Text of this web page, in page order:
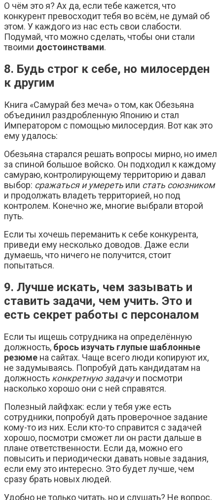
О чём это я? Ах да, если тебе кажется, что
конкурент превосходит тебя во всём, не думай об
этом. У каждого из нас есть свои слабости.
Подумай, что можно сделать, чтобы они стали
твоими достоинствами.
8. Будь строг к себе, но милосерден
к другим
Книга «Самурай без меча» о том, как Обезьяна
объединил раздробленную Японию и стал
Императором с помощью милосердия. Вот как это
ему удалось:
Обезьяна старался решать вопросы мирно, но имел
за спиной большое войско. Он подходил к каждому
самураю, контролирующему территорию и давал
выбор: сражаться и умереть или стать союзником
и продолжать владеть территорией, но под
контролем. Конечно же, многие выбрали второй
путь.
Если ты хочешь переманить к себе конкурента,
приведи ему несколько доводов. Даже если
думаешь, что ничего не получится, стоит
попытаться.
9. Лучше искать, чем зазывать и
ставить задачи, чем учить. Это и
есть секрет работы с персоналом
Если ты ищешь сотрудника на определённую
должность, брось изучать глупые шаблонные
резюме на сайтах. Чаще всего люди копируют их,
не задумываясь. Попробуй дать кандидатам на
должность конкретную задачуи посмотри
насколько хорошо они с ней справятся.
Полезный лайфхак: если у тебя уже есть
сотрудники, попробуй дать проверочное задание
кому-то из них. Если кто-то справится с задачей
хорошо, посмотри сможет ли он расти дальше в
плане ответственности. Если да, можно его
повысить и периодически давать новые задания,
если ему это интересно. Это будет лучше, чем
сразу брать новых людей.
Удобно не только читать, но и слушать? Не вопрос,